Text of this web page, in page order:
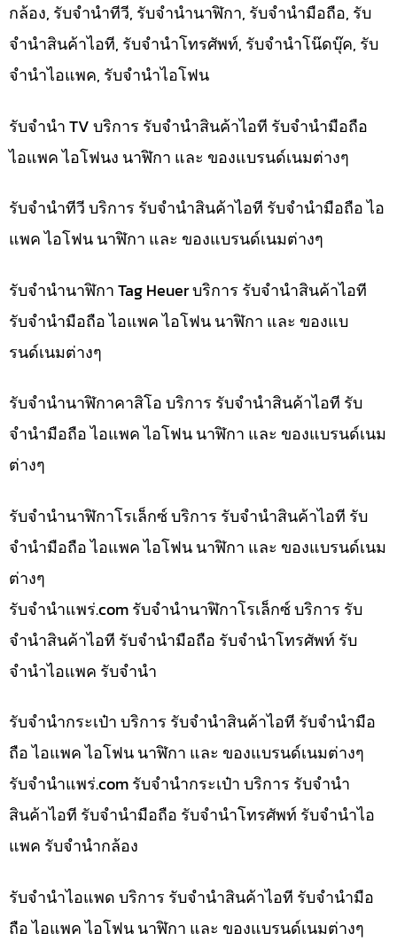
กล้อง, รับจำนำทีวี, รับจำนำนาฬิกา, รับจำนำมือถือ, รับ
จำนำสินค้าไอที, รับจำนำโทรศัพท์, รับจำนำโน๊ดบุ๊ค, รับ
จำนำไอแพค, รับจำนำไอโฟน
รับจำนำ TV บริการ รับจำนำสินค้าไอที รับจำนำมือถือ
ไอแพค ไอโฟนง นาฬิกา และ ของแบรนด์เนมต่างๆ
รับจำนำทีวี บริการ รับจำนำสินค้าไอที รับจำนำมือถือ ไอ
แพค ไอโฟน นาฬิกา และ ของแบรนด์เนมต่างๆ
รับจำนำนาฬิกา Tag Heuer บริการ รับจำนำสินค้าไอที
รับจำนำมือถือ ไอแพค ไอโฟน นาฬิกา และ ของแบ
รนด์เนมต่างๆ
รับจำนำนาฬิกาคาสิโอ บริการ รับจำนำสินค้าไอที รับ
จำนำมือถือ ไอแพค ไอโฟน นาฬิกา และ ของแบรนด์เนม
ต่างๆ
รับจำนำนาฬิกาโรเล็กซ์ บริการ รับจำนำสินค้าไอที รับ
จำนำมือถือ ไอแพค ไอโฟน นาฬิกา และ ของแบรนด์เนม
ต่างๆ
รับจํานําแพร่.com รับจำนำนาฬิกาโรเล็กซ์ บริการ รับ
จำนำสินค้าไอที รับจำนำมือถือ รับจำนำโทรศัพท์ รับ
จำนำไอแพค รับจำนำ
รับจำนำกระเป๋า บริการ รับจำนำสินค้าไอที รับจำนำมือ
ถือ ไอแพค ไอโฟน นาฬิกา และ ของแบรนด์เนมต่างๆ
รับจํานําแพร่.com รับจำนำกระเป๋า บริการ รับจำนำ
สินค้าไอที รับจำนำมือถือ รับจำนำโทรศัพท์ รับจำนำไอ
แพค รับจำนำกล้อง
รับจำนำไอแพด บริการ รับจำนำสินค้าไอที รับจำนำมือ
ถือ ไอแพค ไอโฟน นาฬิกา และ ของแบรนด์เนมต่างๆ